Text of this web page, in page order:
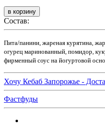
Состав:
Пита/панини, жареная курятина,
огурец маринованный, помидор,
фирменный соус на йогуртовой
Хочу Кебаб Запорожье -
Фастфуды